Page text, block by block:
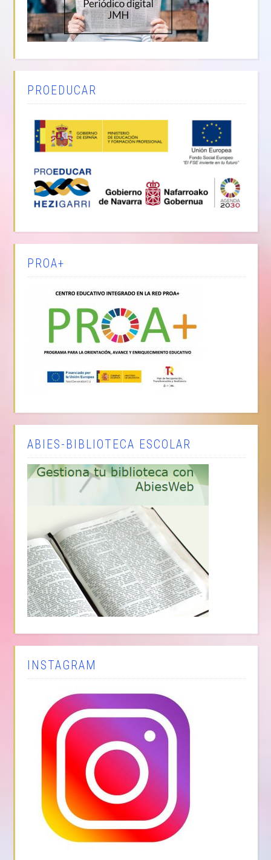
PROEDUCAR
PROA+
ABIES-BIBLIOTECA ESCOLAR
INSTAGRAM